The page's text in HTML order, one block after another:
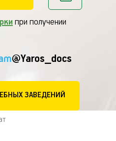
при получении
@Yaros_docs
ЗАВЕДЕНИЙ